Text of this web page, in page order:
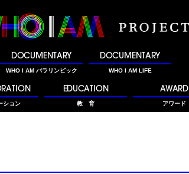
DOCUMENTARY
WHO I AM パラリンピック
DOCUMENTARY
WHO I AM LIFE
ション
EDUCATION
教 育
AWARD
アワード